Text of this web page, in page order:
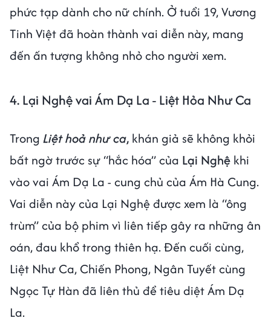
phức tạp dành cho nữ chính. Ở tuổi 19, Vương
Tinh Việt đã hoàn thành vai diễn này, mang
đến ấn tượng không nhỏ cho người xem.
4.Lại Nghệ vai Ám Dạ La - Liệt Hỏa Như Ca
Trong Liệt hoả như ca, khán giả sẽ không khỏi
bất ngờ trước sự “hắc hóa” của Lại Nghệ khi
vào vai Ám Dạ La - cung chủ của Ám Hà Cung.
Vai diễn này của Lại Nghệ được xem là “ông
trùm” của bộ phim vì liên tiếp gây ra những ân
oán, đau khổ trong thiên hạ. Đến cuối cùng,
Liệt Như Ca, Chiến Phong, Ngân Tuyết cùng
Ngọc Tự Hàn đã liên thủ để tiêu diệt Ám Dạ
La.